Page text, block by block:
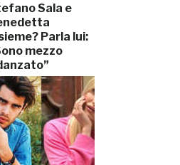
Sala e
Parla lui:
mezzo